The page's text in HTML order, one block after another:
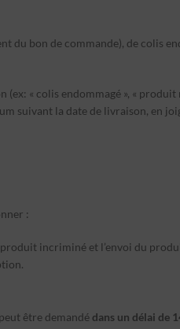
du bon de commande), de colis
« colis endommagé », « produit
suivant la date de livraison, en
:
incriminé et l’envoi du
être demandé dans un délai de